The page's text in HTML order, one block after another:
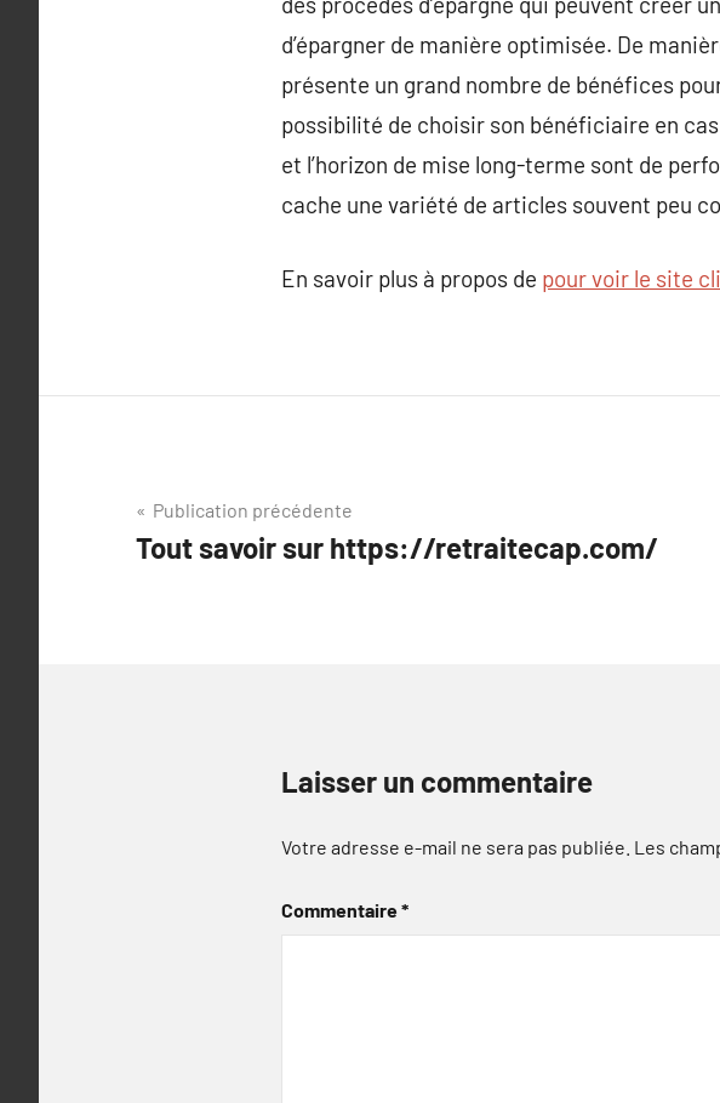
d’épargner de manière optimisée. De
présente un grand nombre de bénéfices
possibilité de choisir son bénéficiaire en
et l’horizon de mise long-terme sont de
cache une variété de articles souvent peu
En savoir plus à propos de pour voir le site
Navigation
de
Publication précédente
Tout savoir sur https://retraitecap.com/
Laisser un commentaire
Votre adresse e-mail ne sera pas publiée. Les
Commentaire*